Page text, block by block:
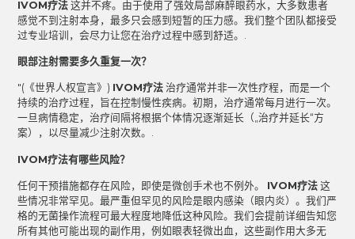
IVOM疗法 这并不疼。由于使用了强效局部麻醉眼药水，大多数患者
感觉不到注射本身，最多只会感到短暂的压力感。我们整个团队都接受
过专业培训，会尽力让您在治疗过程中感到舒适。.
眼部注射需要多久重复一次？
"(《世界人权宣言》) IVOM疗法 治疗通常并非一次性疗程，而是一个
持续的治疗过程，旨在控制慢性疾病。初期，治疗通常每月进行一次。
一旦病情稳定，治疗间隔将根据个体情况逐渐延长（„治疗并延长“方
案），以尽量减少注射次数。.
IVOM疗法有哪些风险？
任何干预措施都存在风险，即使是微创手术也不例外。 IVOM疗法 这
些情况非常罕见。最严重但罕见的风险是眼内感染（眼内炎）。我们严
格的无菌操作流程可最大程度地降低这种风险。我们会提前详细告知您
所有其他可能出现的副作用，例如眼表轻微出血，这些副作用大多无